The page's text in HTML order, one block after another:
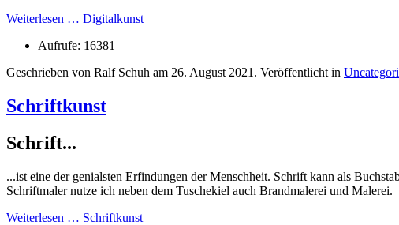
Weiterlesen … Digitalkunst
Aufrufe: 16381
Geschrieben von Ralf Schuh am 26. August 2021 . Veröffentlicht in
Schriftkunst
Schrift...
...ist eine der genialsten Erfindungen der Menschheit. Schrift kann als
Schriftmaler nutze ich neben dem Tuschekiel auch Brandmalerei und Malerei.
Weiterlesen … Schriftkunst